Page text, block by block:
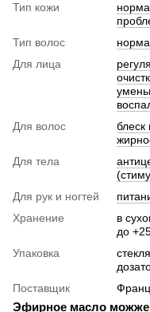
Тип кожи
Тип волос
Для лица
Для волос
блеск
Для тела
Для рук и ногтей
Хранение
в
до
Упаковка
Поставщик
Эфирное масло